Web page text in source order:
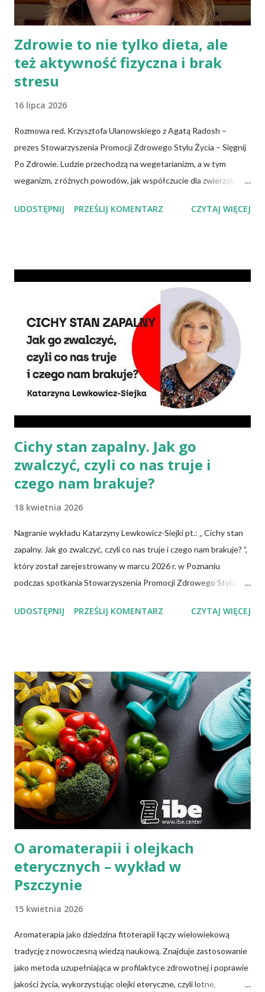
Zdrowie to nie tylko dieta, ale
też aktywność fizyczna i brak
stresu
16 lipca 2026
Rozmowa red. Krzysztofa Ulanowskiego z Agatą Radosh –
prezes Stowarzyszenia Promocji Zdrowego Stylu Życia – Sięgnij
Po Zdrowie. Ludzie przechodzą na wegetarianizm, a w tym
weganizm, z różnych powodów, jak współczucie dla zwierząt,
Wiadomo, że czerwone mięso zwiększa ryzyko nowotworów,
składników? Talerz, nie słupki Albo inaczej – czy przechodząc na
wegetarianizm, a zwłaszcza weganizm, trzeba się liczyć z tym, że
wszystkie składniki będzie się skrupulatnie sumowało w
słupkach? – Nie ma takiej potrzeby – uspokaja Agata Radosh,
prezes Stowarzyszenia Promocji Zdrowego Stylu Życia – Sięgnij
Po Zdrowie. – Choć owszem, gdy chcemy nauczyć się podstaw
komponowania diety wegańskiej, możemy spisywać to, co
spożywamy, w jakich ilościach, jaką ma to wartość od...
UDOSTĘPNIJ PRZEŚLIJ KOMENTARZ CZYTAJ WIĘCEJ
Cichy stan zapalny. Jak go
zwalczyć, czyli co nas truje i
czego nam brakuje?
18 kwietnia 2026
Nagranie wykładu Katarzyny Lewkowicz-Siejki pt.: „ Cichy stan
zapalny. Jak go zwalczyć, czyli co nas truje i czego nam brakuje? ”,
który został zarejestrowany w marcu 2026 r. w Poznaniu
podczas spotkania Stowarzyszenia Promocji Zdrowego Stylu
dziennikarka, publicystka, promotorka zdrowego stylu życia,
UDOSTĘPNIJ PRZEŚLIJ KOMENTARZ CZYTAJ WIĘCEJ
O aromaterapii i olejkach
eterycznych – wykład w
Pszczynie
15 kwietnia 2026
Aromaterapia jako dziedzina fitoterapii łączy wielowiekową
tradycję z nowoczesną wiedzą naukową. Znajduje zastosowanie
jako metoda uzupełniająca w profilaktyce zdrowotnej i poprawie
jakości życia, wykorzystując olejki eteryczne, czyli lotne,